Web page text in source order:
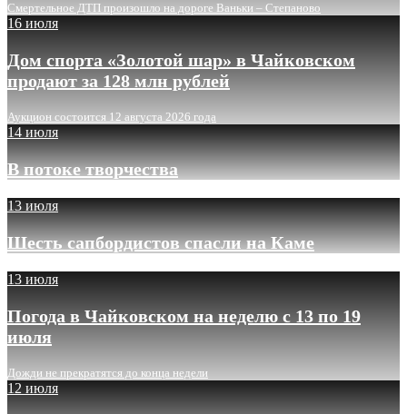
Смертельное ДТП произошло на дороге Ваньки – Степаново
16 июля
Дом спорта «Золотой шар» в Чайковском
продают за 128 млн рублей
Аукцион состоится 12 августа 2026 года
14 июля
В потоке творчества
13 июля
Шесть сапбордистов спасли на Каме
13 июля
Погода в Чайковском на неделю с 13 по 19
июля
Дожди не прекратятся до конца недели
12 июля